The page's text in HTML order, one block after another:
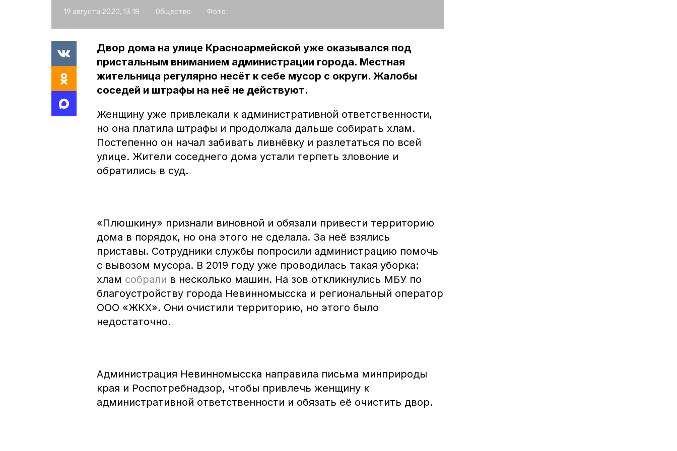
19 августа 2020, 13:18 Общество Фото:
Двор дома на улице Красноармейской уже оказывался под
пристальным вниманием администрации города. Местная
жительница регулярно несёт к себе мусор с округи. Жалобы
соседей и штрафы на неё не действуют.
Женщину уже привлекали к административной ответственности,
но она платила штрафы и продолжала дальше собирать хлам.
Постепенно он начал забивать ливнёвку и разлетаться по всей
улице. Жители соседнего дома устали терпеть зловоние и
обратились в суд.
«Плюшкину» признали виновной и обязали привести территорию
дома в порядок, но она этого не сделала. За неё взялись
приставы. Сотрудники службы попросили администрацию помочь
с вывозом мусора. В 2019 году уже проводилась такая уборка:
хлам собрали в несколько машин. На зов откликнулись МБУ по
благоустройству города Невинномысска и региональный оператор
ООО «ЖКХ». Они очистили территорию, но этого было
недостаточно.
Администрация Невинномысска направила письма минприроды
края и Роспотребнадзор, чтобы привлечь женщину к
административной ответственности и обязать её очистить двор.